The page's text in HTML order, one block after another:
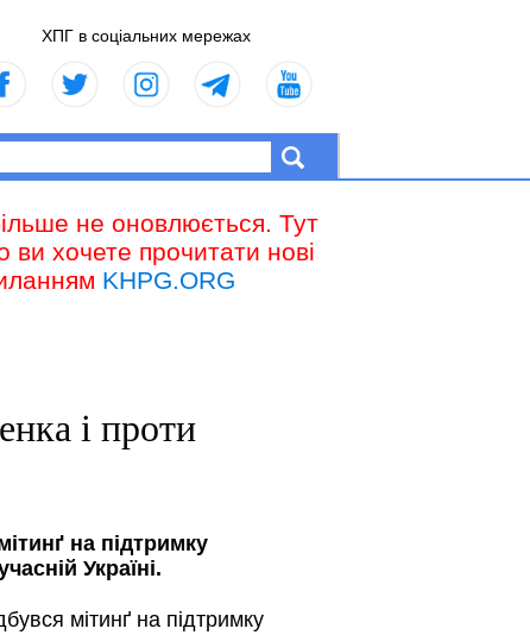
ХПГ в соціальних мережах
не оновлюється. Тут
ви хочете прочитати нові
KHPG.ORG
і проти
на підтримку
Україні.
мітинґ на підтримку